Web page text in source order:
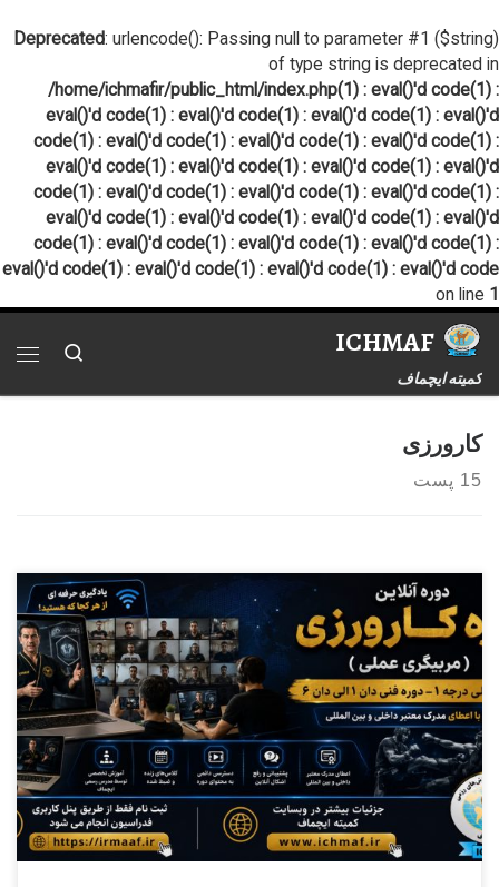
Deprecated: urlencode(): Passing null to parameter #1 ($string)
of type string is deprecated in
/home/ichmafir/public_html/index.php(1) : eval()'d code(1) :
eval()'d code(1) : eval()'d code(1) : eval()'d code(1) : eval()'d
code(1) : eval()'d code(1) : eval()'d code(1) : eval()'d code(1) :
eval()'d code(1) : eval()'d code(1) : eval()'d code(1) : eval()'d
code(1) : eval()'d code(1) : eval()'d code(1) : eval()'d code(1) :
eval()'d code(1) : eval()'d code(1) : eval()'d code(1) : eval()'d
code(1) : eval()'d code(1) : eval()'d code(1) : eval()'d code(1) :
eval()'d code(1) : eval()'d code(1) : eval()'d code(1) : eval()'d code
on line 1
پرش به محتوا
ICHMAF
کمیته ایچماف
Search
کارورزی
15 پست
دوره کارورزی ( مربیگری عملی ) درجه ۳ الی درجه ۱ – دوره فنی
دان۱الی دان ۶ کمیته ایچماف